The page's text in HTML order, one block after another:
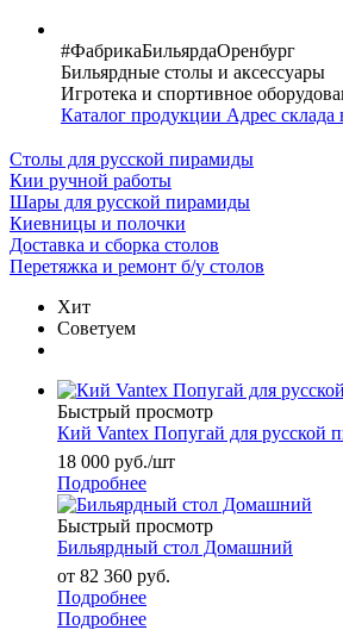
#ФабрикаБильярдаОренбург
Бильярдные столы и аксессуары
Игротека и спортивное
Каталог продукции Адрес склада
Столы для русской пирамиды
Кии ручной работы
Шары для русской пирамиды
Киевницы и полочки
Доставка и сборка столов
Перетяжка и ремонт б/у столов
Хит
Советуем
Быстрый просмотр
Кий Vantex Попугай для русской
18 000 руб./шт
Подробнее
Быстрый просмотр
Бильярдный стол Домашний
от 82 360 руб.
Подробнее
Подробнее